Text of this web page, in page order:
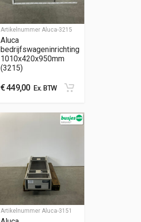
Artikelnummer Aluca-3215
Aluca
bedrijfswageninrichting
1010x420x950mm
(3215)
€449,00Ex. BTW
Artikelnummer Aluca-3151